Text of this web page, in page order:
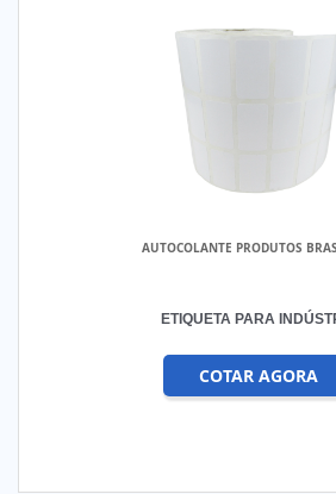
AUTOCOLANTE PRODUTOS
ETIQUETA PARA
COTAR AGORA